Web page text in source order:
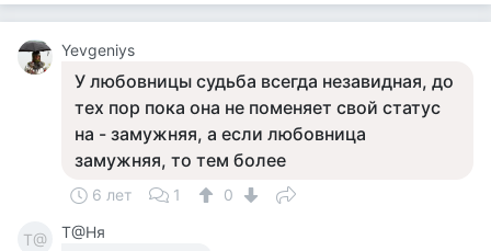
Yevgeniys
У любовницы судьба всегда незавидная, до
тех пор пока она не поменяет свой статус
на - замужняя, а если любовница
замужняя, то тем более
6 лет 1 0
Т@ Т@Ня